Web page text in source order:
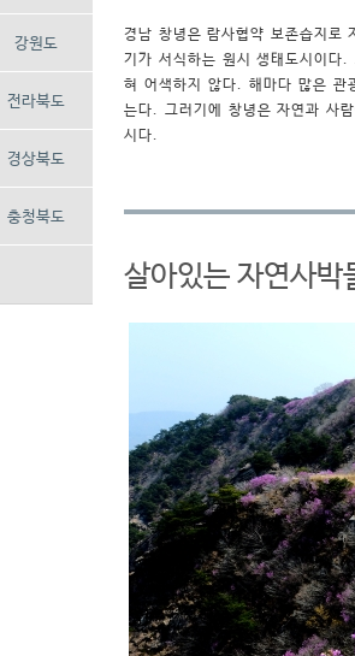
강원도
전라북도
경상북도
충청북도
경남 창녕은 람사협약 보존습지로
기가 서식하는 원시 생태도시이다
혀 어색하지 않다. 해마다 많은 관
는다. 그러기에 창녕은 자연과 사
시다.
살아있는 자연사박